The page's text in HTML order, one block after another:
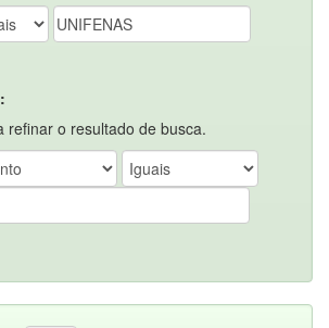
refinar o resultado de busca.